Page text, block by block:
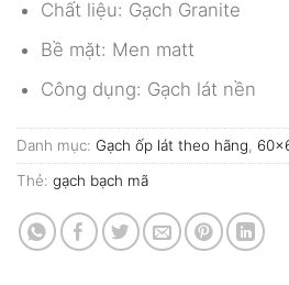
Chất liệu: Gạch Granite
Bề mặt: Men matt
Công dụng: Gạch lát nền
Danh mục: Gạch ốp lát theo hãng
Thẻ: gạch bạch mã